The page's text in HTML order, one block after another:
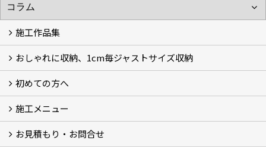
施工作品集
施工作品集
おしゃれに収納、1cm毎ジャストサイズ収納
おしゃれに収納、相談会
ジャストサイズ収納、1cm毎に自由自在
ジャストサイズ収納、作品集
ジャストサイズ収納、価格11.000～
ジャストサイズ収納、Before・After
ジャストサイズ収納、カラー
好きっ！を飾る、ラックオン収納
サーファーへ、RACK ON収納surf
初めての方へ
打合せ・施工の流れ
施工メニュー
Garege Deck～ガレージデッキ
Wood Deck～ウッドデッキ・フェンス
Garege Roof～ガレージ屋根・趣味の基地ハウス
Order Exterior～オーダーメイド外構
Order Table～オーダーメイド装飾・テーブル
Resort Style～リゾートスタイルリフォーム
お見積もり・お問合せ